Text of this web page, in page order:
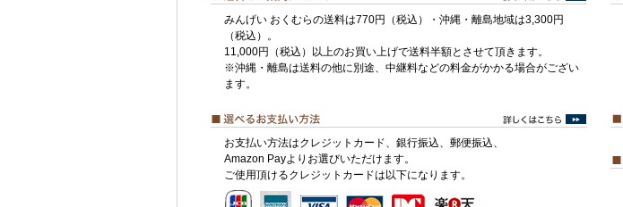
みんげい おくむらの送料は770円（税込）・沖縄・離島地域は3,300円
（税込）。
11,000円（税込）以上のお買い上げで送料半額とさせて頂きます。
※沖縄・離島は送料の他に別途、中継料などの料金がかかる場合がござい
ます。
お支払い方法はクレジットカード、銀行振込、郵便振込、
Amazon Payよりお選びいただけます。
ご使用頂けるクレジットカードは以下になります。